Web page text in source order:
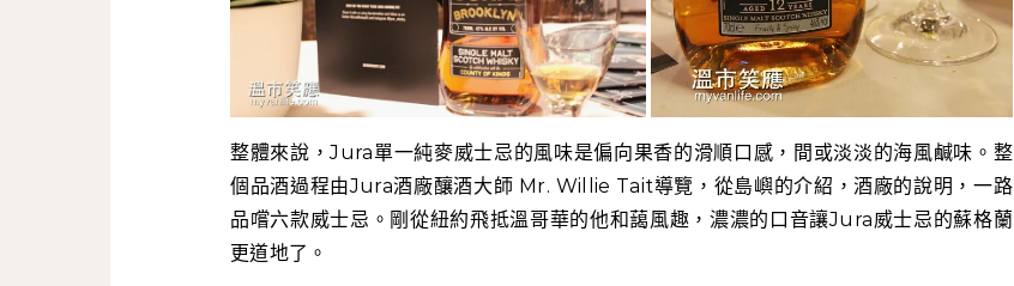
整體來說，Jura單一純麥威士忌的風味是偏向果香的滑順口感，間或淡淡的海風鹹味。整
個品酒過程由Jura酒廠釀酒大師 Mr. Willie Tait導覽，從島嶼的介紹，酒廠的說明，一路
品嚐六款威士忌。剛從紐約飛抵溫哥華的他和藹風趣，濃濃的口音讓Jura威士忌的蘇格蘭
更道地了。